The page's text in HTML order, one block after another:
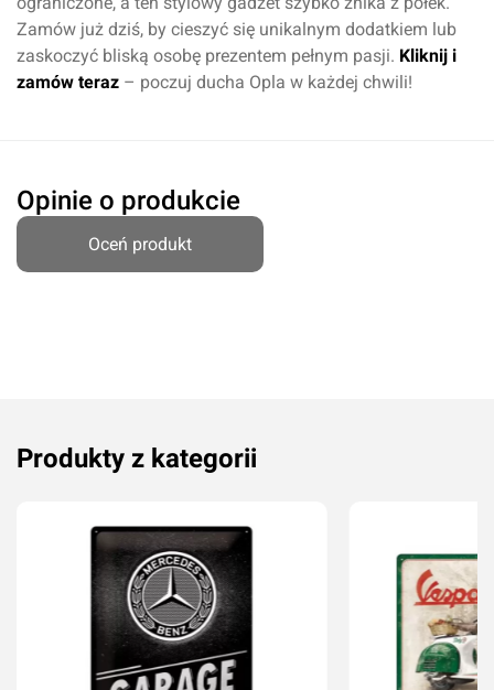
Zamów już dziś, by cieszyć się unikalnym dodatkiem lub
zaskoczyć bliską osobę prezentem pełnym pasji. Kliknij i
zamów teraz – poczuj ducha Opla w każdej chwili!
Opinie o produkcie
Oceń produkt
Komentarz*
Produkty z kategorii